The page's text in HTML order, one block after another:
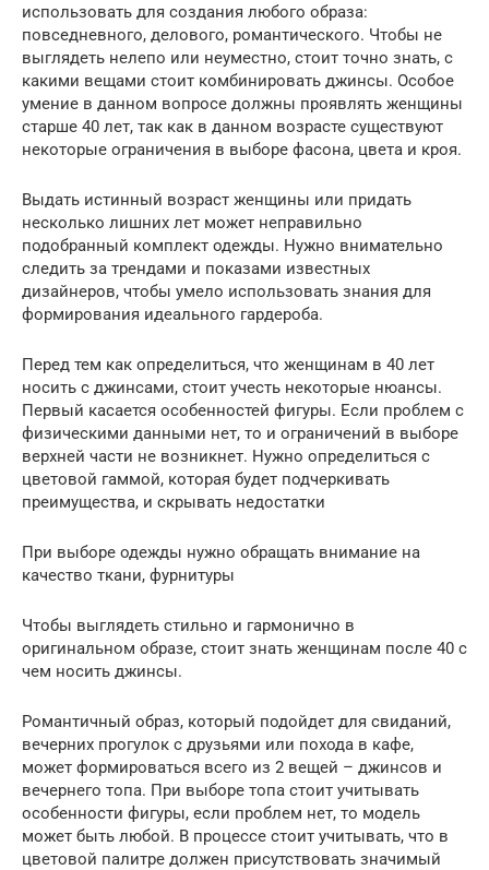
использовать для создания любого образа:
повседневного, делового, романтического. Чтобы не
выглядеть нелепо или неуместно, стоит точно знать, с
какими вещами стоит комбинировать джинсы. Особое
умение в данном вопросе должны проявлять женщины
старше 40 лет, так как в данном возрасте существуют
некоторые ограничения в выборе фасона, цвета и кроя.
Выдать истинный возраст женщины или придать
несколько лишних лет может неправильно
подобранный комплект одежды. Нужно внимательно
следить за трендами и показами известных
дизайнеров, чтобы умело использовать знания для
формирования идеального гардероба.
Перед тем как определиться, что женщинам в 40 лет
носить с джинсами, стоит учесть некоторые нюансы.
Первый касается особенностей фигуры. Если проблем с
физическими данными нет, то и ограничений в выборе
верхней части не возникнет. Нужно определиться с
цветовой гаммой, которая будет подчеркивать
преимущества, и скрывать недостатки
При выборе одежды нужно обращать внимание на
качество ткани, фурнитуры
Чтобы выглядеть стильно и гармонично в
оригинальном образе, стоит знать женщинам после 40 с
чем носить джинсы.
Романтичный образ, который подойдет для свиданий,
вечерних прогулок с друзьями или похода в кафе,
может формироваться всего из 2 вещей – джинсов и
вечернего топа. При выборе топа стоит учитывать
особенности фигуры, если проблем нет, то модель
может быть любой. В процессе стоит учитывать, что в
цветовой палитре должен присутствовать значимый